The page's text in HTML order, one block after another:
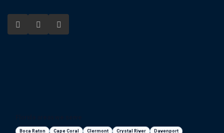
Boca Raton Cape Coral Clermont Crystal River Davenport